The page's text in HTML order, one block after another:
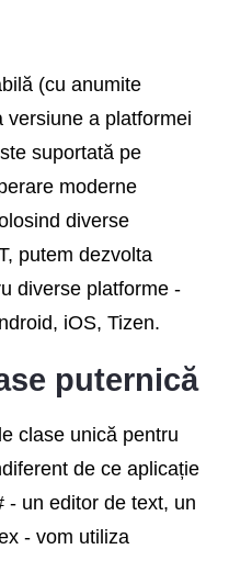
(cu anumite
versiune a platformei
suportată pe
moderne
diverse
putem dezvolta
diverse platforme -
iOS, Tizen.
puternică
clase unică pentru
de ce aplicație
- un editor de text, un
- vom utiliza